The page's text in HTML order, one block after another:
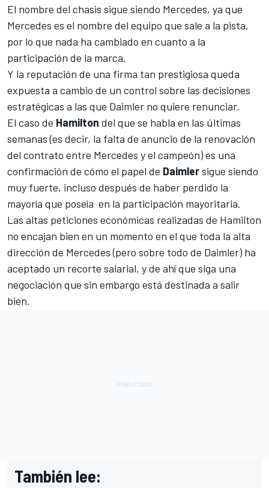
El nombre del chasis sigue siendo Mercedes, ya que
Mercedes es el nombre del equipo que sale a la pista,
por lo que nada ha cambiado en cuanto a la
participación de la marca.
Y la reputación de una firma tan prestigiosa queda
expuesta a cambio de un control sobre las decisiones
estratégicas a las que Daimler no quiere renunciar.
El caso de Hamilton del que se habla en las últimas
semanas (es decir, la falta de anuncio de la renovación
del contrato entre Mercedes y el campeón) es una
confirmación de cómo el papel de Daimlersigue siendo
muy fuerte, incluso después de haber perdido la
mayoría que poseía en la participación mayoritaria.
Las altas peticiones económicas realizadas de Hamilton
no encajan bien en un momento en el que toda la alta
dirección de Mercedes (pero sobre todo de Daimler) ha
aceptado un recorte salarial, y de ahí que siga una
negociación que sin embargo está destinada a salir
bien.
También lee: